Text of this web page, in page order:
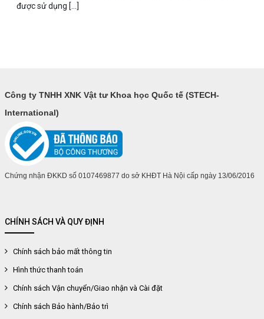
được sử dụng [...]
Công ty TNHH XNK Vật tư Khoa học Quốc tế (STECH-
International)
Chứng nhận ĐKKD số 0107469877 do sở KHĐT Hà Nội cấp ngày 13/06/2016
CHÍNH SÁCH VÀ QUY ĐỊNH
Chính sách bảo mất thông tin
Hình thức thanh toán
Chính sách Vận chuyển/Giao nhận và Cài đặt
Chính sách Bảo hành/Bảo trì